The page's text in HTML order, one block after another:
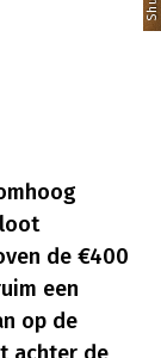
de €400
een
op de